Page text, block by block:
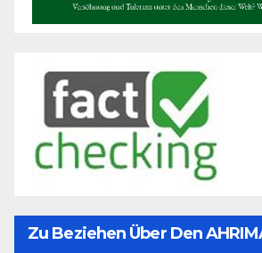
Zu Beziehen Über Den